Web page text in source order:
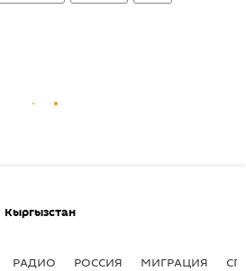
Кыргызстан
РАДИО РОССИЯ МИГРАЦИЯ